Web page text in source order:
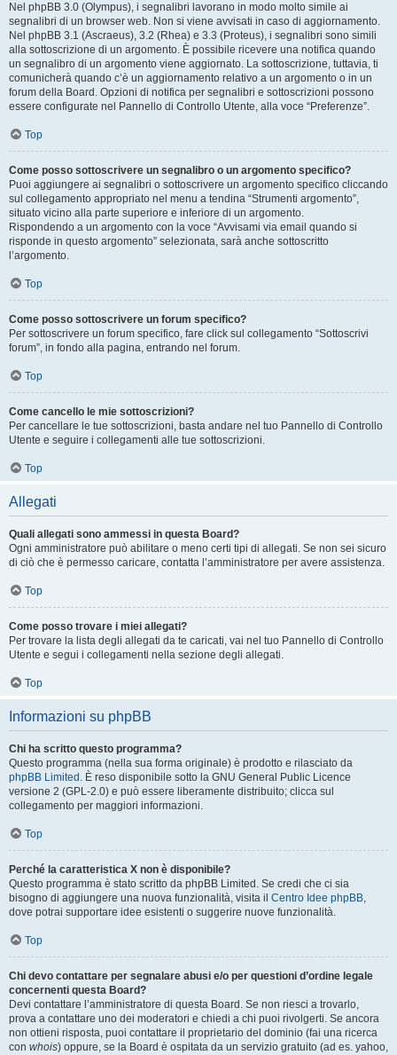
Nel phpBB 3.0 (Olympus), i segnalibri lavorano in modo molto simile ai
segnalibri di un browser web. Non si viene avvisati in caso di aggiornamento.
Nel phpBB 3.1 (Ascraeus), 3.2 (Rhea) e 3.3 (Proteus), i segnalibri sono simili
alla sottoscrizione di un argomento. È possibile ricevere una notifica quando
un segnalibro di un argomento viene aggiornato. La sottoscrizione, tuttavia, ti
comunicherà quando c’è un aggiornamento relativo a un argomento o in un
forum della Board. Opzioni di notifica per segnalibri e sottoscrizioni possono
essere configurate nel Pannello di Controllo Utente, alla voce “Preferenze”.
Top
Come posso sottoscrivere un segnalibro o un argomento specifico?
Puoi aggiungere ai segnalibri o sottoscrivere un argomento specifico cliccando
sul collegamento appropriato nel menu a tendina “Strumenti argomento”,
situato vicino alla parte superiore e inferiore di un argomento.
Rispondendo a un argomento con la voce “Avvisami via email quando si
risponde in questo argomento” selezionata, sarà anche sottoscritto
l’argomento.
Top
Come posso sottoscrivere un forum specifico?
Per sottoscrivere un forum specifico, fare click sul collegamento “Sottoscrivi
forum”, in fondo alla pagina, entrando nel forum.
Top
Come cancello le mie sottoscrizioni?
Per cancellare le tue sottoscrizioni, basta andare nel tuo Pannello di Controllo
Utente e seguire i collegamenti alle tue sottoscrizioni.
Top
Allegati
Quali allegati sono ammessi in questa Board?
Ogni amministratore può abilitare o meno certi tipi di allegati. Se non sei sicuro
di ciò che è permesso caricare, contatta l’amministratore per avere assistenza.
Top
Come posso trovare i miei allegati?
Per trovare la lista degli allegati da te caricati, vai nel tuo Pannello di Controllo
Utente e segui i collegamenti nella sezione degli allegati.
Top
Informazioni su phpBB
Chi ha scritto questo programma?
Questo programma (nella sua forma originale) è prodotto e rilasciato da
phpBB Limited . È reso disponibile sotto la GNU General Public Licence
versione 2 (GPL-2.0) e può essere liberamente distribuito; clicca sul
collegamento per maggiori informazioni.
Top
Perché la caratteristica X non è disponibile?
Questo programma è stato scritto da phpBB Limited. Se credi che ci sia
bisogno di aggiungere una nuova funzionalità, visita il Centro Idee phpBB,
dove potrai supportare idee esistenti o suggerire nuove funzionalità.
Top
Chi devo contattare per segnalare abusi e/o per questioni d’ordine legale
concernenti questa Board?
Devi contattare l’amministratore di questa Board. Se non riesci a trovarlo,
prova a contattare uno dei moderatori e chiedi a chi puoi rivolgerti. Se ancora
non ottieni risposta, puoi contattare il proprietario del dominio (fai una ricerca
con whois) oppure, se la Board è ospitata da un servizio gratuito (ad es. yahoo,